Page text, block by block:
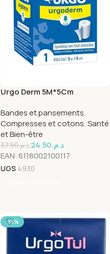
Urgo Derm 5M*5Cm
Bandes et pansements,
Compresses et cotons, Santé
et Bien-être
د.م.37.50 د.م.24.50
EAN: 6118002100117
UGS 4930
-33%